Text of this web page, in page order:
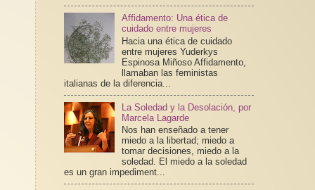
Affidamento: Una ética de
cuidado entre mujeres
Hacia una ética de cuidado
entre mujeres Yuderkys
Espinosa Miñoso Affidamento,
llamaban las feministas
italianas de la diferencia...
La Soledad y la Desolación, por
Marcela Lagarde
Nos han enseñado a tener
miedo a la libertad; miedo a
tomar decisiones, miedo a la
soledad. El miedo a la soledad
es un gran impediment...